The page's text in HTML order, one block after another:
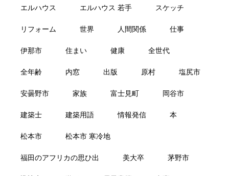
エルハウス エルハウス 若手 スケッチ
リフォーム 世界 人間関係 仕事
伊那市 住まい 健康 全世代
全年齢 内窓 出版 原村 塩尻市
安曇野市 家族 富士見町 岡谷市
建築士 建築用語 情報発信 本
松本市 松本市 寒冷地
福田のアフリカの思ひ出 美大卒 茅野市